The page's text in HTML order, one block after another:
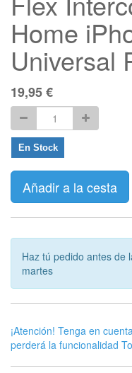
Home
Universal
19,95€
En Stock
Añadir a la cesta
Haz tú pedido antes de
martes
¡Atención! Tenga en
perderá la funcionalidad